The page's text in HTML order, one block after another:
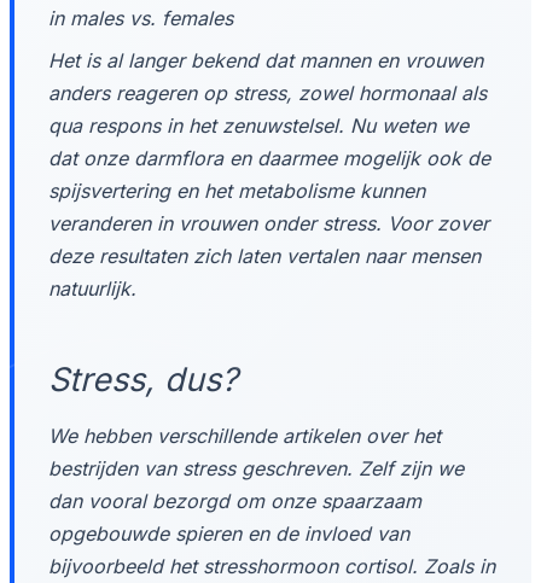
in males vs. females
Het is al langer bekend dat mannen en vrouwen
anders reageren op stress, zowel hormonaal als
qua respons in het zenuwstelsel. Nu weten we
dat onze darmflora en daarmee mogelijk ook de
spijsvertering en het metabolisme kunnen
veranderen in vrouwen onder stress. Voor zover
deze resultaten zich laten vertalen naar mensen
natuurlijk.
Stress, dus?
We hebben verschillende artikelen over het
bestrijden van stress geschreven. Zelf zijn we
dan vooral bezorgd om onze spaarzaam
opgebouwde spieren en de invloed van
bijvoorbeeld het stresshormoon cortisol. Zoals in